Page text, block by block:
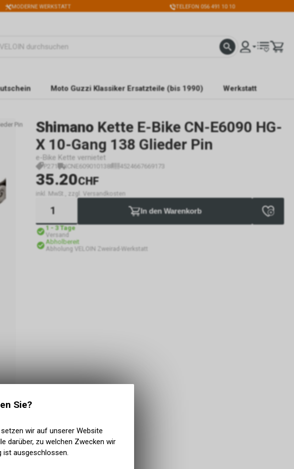
MODERNE WERKSTATT TELEFON 056 491 10 10
Moto Guzzi Klassiker Ersatzteile (bis 1990) Werkstatt
Pin Shimano Kette E-Bike CN-E6090 HG-
X 10-Gang 138 Glieder Pin
e-Bike Kette vernietet
P271 ICNE609010138I 4524667669173
35.20CHF
inkl. MwSt., zzgl. Versandkosten
In den Warenkorb
1 - 3 Tage
Versand
Abholbereit
Abholung VELOIN Zweirad-Werkstatt
Sie?
wir auf unserer Website
darüber, zu welchen Zwecken wir
ist ausgeschlossen.